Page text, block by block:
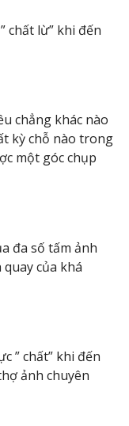
chất lừ” khi đến
chẳng khác nào
kỳ chỗ nào trong
một góc chụp
đa số tấm ảnh
của khá
” chất” khi đến
ảnh chuyên